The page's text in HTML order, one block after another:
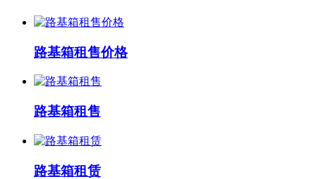
路基箱租售价格
路基箱租售
路基箱租赁